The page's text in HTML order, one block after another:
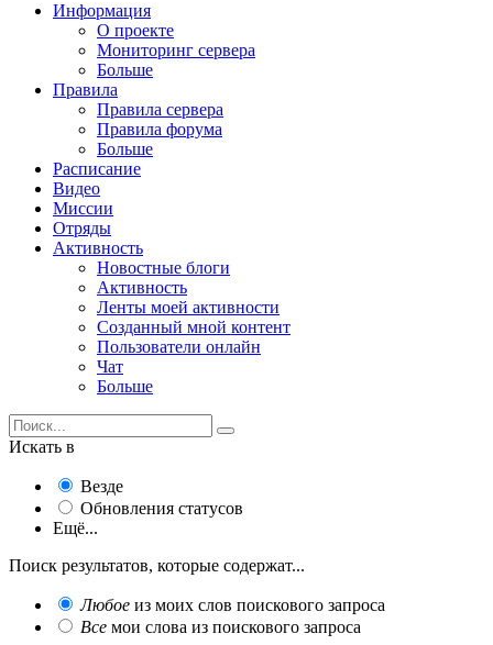
Информация
О проекте
Мониторинг сервера
Больше
Правила
Правила сервера
Правила форума
Больше
Расписание
Видео
Миссии
Отряды
Активность
Новостные блоги
Активность
Ленты моей активности
Созданный мной контент
Пользователи онлайн
Чат
Больше
Искать в
Везде
Обновления статусов
Ещё...
Поиск результатов, которые содержат...
Любое из моих слов поискового запроса
Все мои слова из поискового запроса